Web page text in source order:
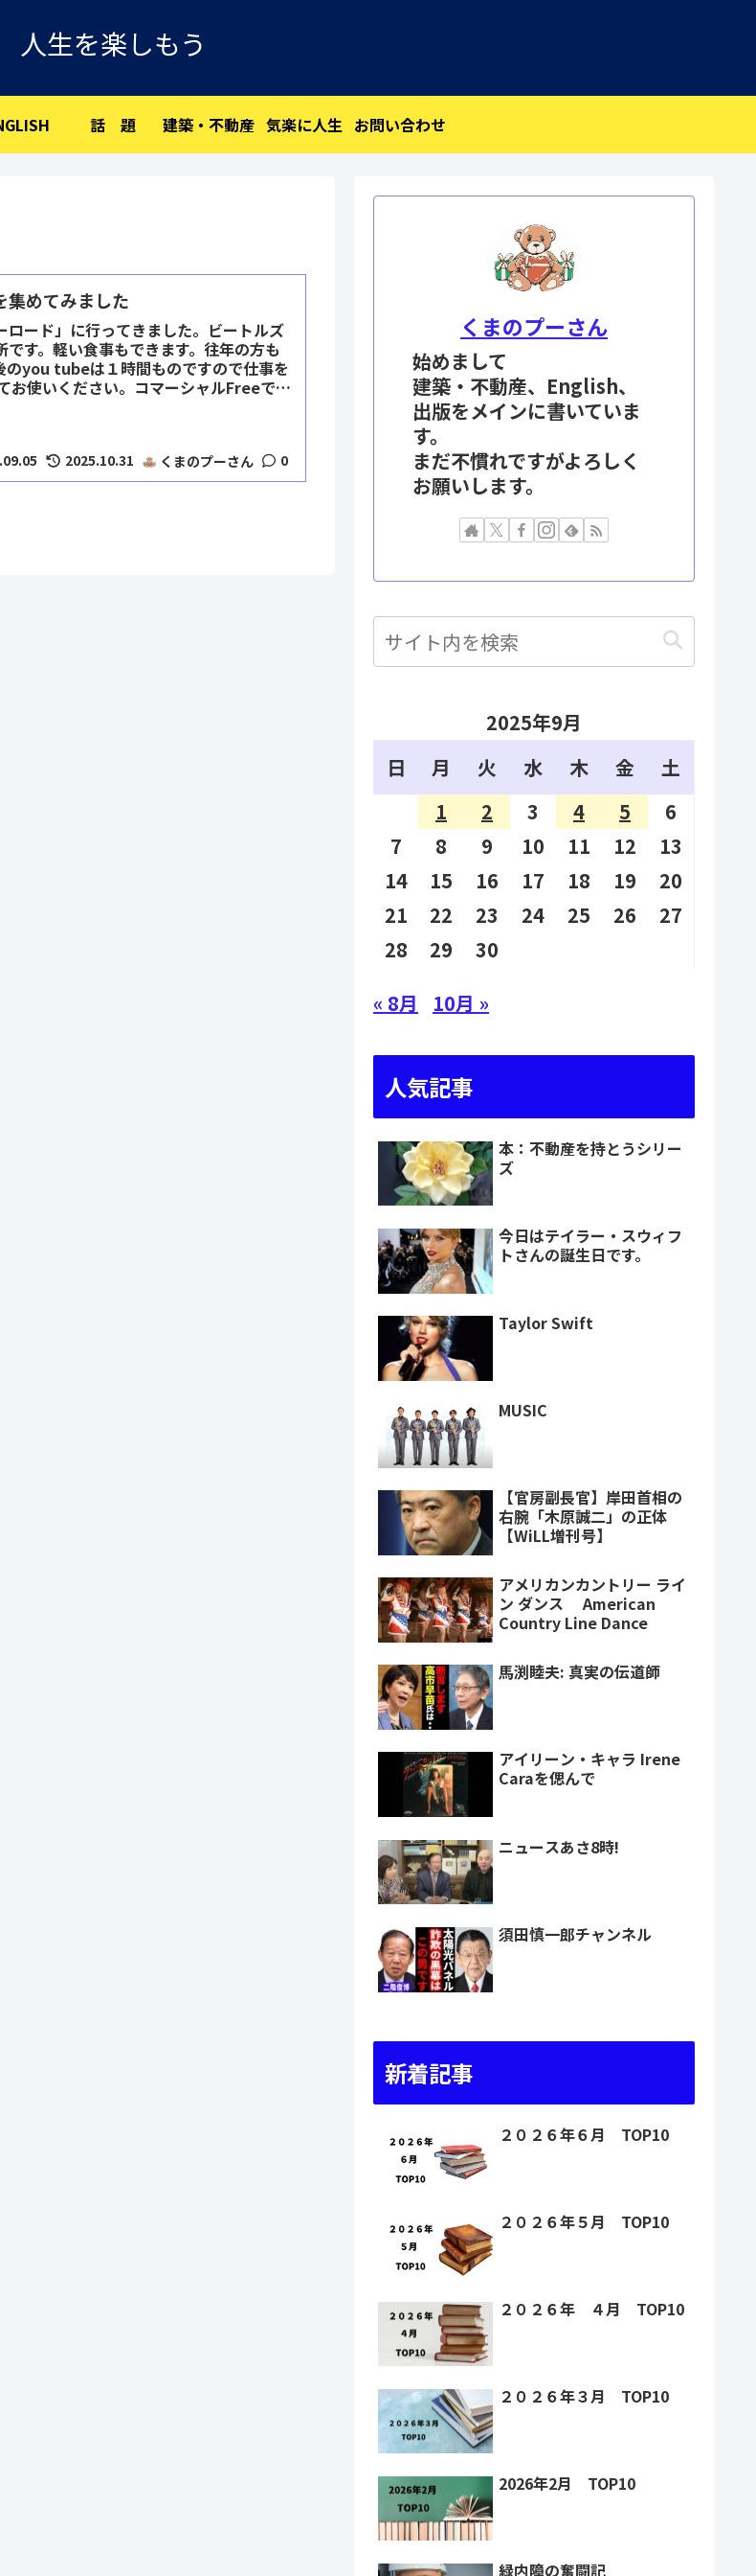
人生を楽しもう
話 題 建築・不動産 気楽に人生 お問い合わせ
集めてみました
ロード」に行ってきました。ビートルズ
です。軽い食事もできます。往年の方も
のyou tubeは１時間ものですので仕事を
お使いください。コマーシャルFreeで
2025.10.31 くまのプーさん 0
くまのプーさん
始めまして
建築・不動産、English、
出版をメインに書いていま
す。
まだ不慣れですがよろしく
お願いします。
2025年9月
日
月 火 水 木 金
土
1
2 3 4 5
6
7
8 9 10 11 12
13
14
15 16 17 18 19
20
21
22 23 24 25 26
27
28
29
30
« 8月
10月 »
人気記事
本：不動産を持とうシリー
ズ
今日はテイラー・スウィフ
トさんの誕生日です。
Taylor Swift
MUSIC
【官房副長官】岸田首相の
右腕「木原誠二」の正体
【WiLL増刊号】
アメリカンカントリー ライ
ン ダンス American
Country Line Dance
馬渕睦夫: 真実の伝道師
アイリーン・キャラ Irene
Caraを偲んで
ニュースあさ8時!
須田慎一郎チャンネル
新着記事
２０２６年６月 TOP10
２０２６年５月 TOP10
２０２６年 ４月 TOP10
２０２６年３月 TOP10
2026年2月 TOP10
緑内障の奮闘記